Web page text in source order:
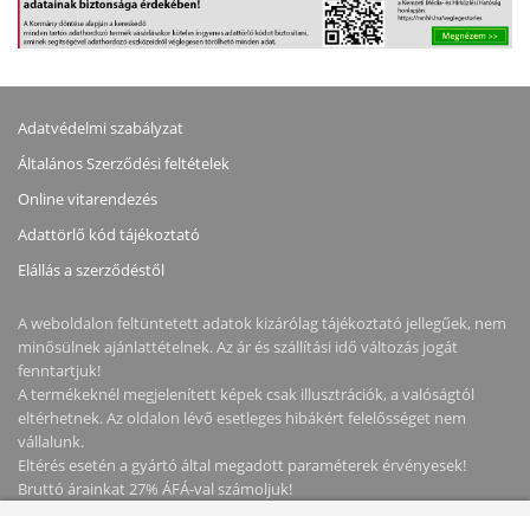
Adatvédelmi szabályzat
Általános Szerződési feltételek
Online vitarendezés
Adattörlő kód tájékoztató
Elállás a szerződéstől
A weboldalon feltüntetett adatok kizárólag tájékoztató jellegűek, nem
minősülnek ajánlattételnek. Az ár és szállítási idő változás jogát
fenntartjuk!
A termékeknél megjelenített képek csak illusztrációk, a valóságtól
eltérhetnek. Az oldalon lévő esetleges hibákért felelősséget nem
vállalunk.
Eltérés esetén a gyártó által megadott paraméterek érvényesek!
Bruttó árainkat 27% ÁFÁ-val számoljuk!